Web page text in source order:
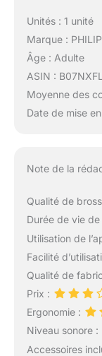
Unités : 1 unité
Marque :
Âge : Adulte
ASIN :
Moyenne des
Date de mise
Note de la
Qualité de
Durée de vie
Utilisation de
Facilité
Qualité de
Prix :
Ergonomie :
Niveau sonore :
Accessoires